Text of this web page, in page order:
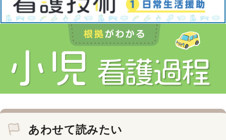
あわせて読みたい